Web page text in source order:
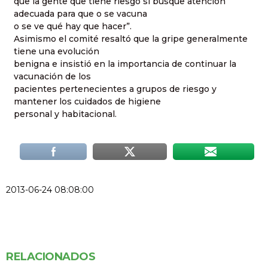
adecuada para que o se vacuna
o se ve qué hay que hacer”.
Asimismo el comité resaltó que la gripe generalmente
tiene una evolución
benigna e insistió en la importancia de continuar la
vacunación de los
pacientes pertenecientes a grupos de riesgo y
mantener los cuidados de higiene
personal y habitacional.
2013-06-24 08:08:00
RELACIONADOS